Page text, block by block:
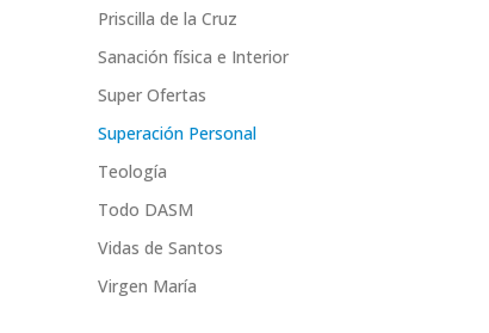
Priscilla de la Cruz
Sanación física e Interior
Super Ofertas
Superación Personal
Teología
Todo DASM
Vidas de Santos
Virgen María